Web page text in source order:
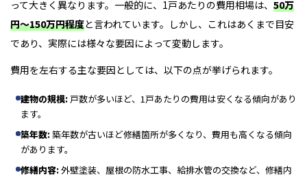
って大きく異なります。一般的に、1戸あたりの費用相場は、 50万
円～150万円程度と言われています。しかし、これはあくまで目安
であり、実際には様々な要因によって変動します。
費用を左右する主な要因としては、以下の点が挙げられます。
建物の規模:戸数が多いほど、1戸あたりの費用は安くなる傾向があり
ます。
築年数:築年数が古いほど修繕箇所が多くなり、費用も高くなる傾向
があります。
修繕内容:外壁塗装、屋根の防水工事、給排水管の交換など、修繕内